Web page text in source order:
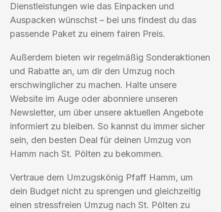
Dienstleistungen wie das Einpacken und
Auspacken wünschst – bei uns findest du das
passende Paket zu einem fairen Preis.
Außerdem bieten wir regelmäßig Sonderaktionen
und Rabatte an, um dir den Umzug noch
erschwinglicher zu machen. Halte unsere
Website im Auge oder abonniere unseren
Newsletter, um über unsere aktuellen Angebote
informiert zu bleiben. So kannst du immer sicher
sein, den besten Deal für deinen Umzug von
Hamm nach St. Pölten zu bekommen.
Vertraue dem Umzugskönig Pfaff Hamm, um
dein Budget nicht zu sprengen und gleichzeitig
einen stressfreien Umzug nach St. Pölten zu